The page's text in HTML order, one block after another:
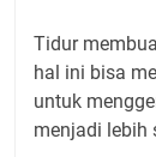
Tidur
hal ini bisa
untuk
menjadi lebih